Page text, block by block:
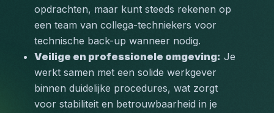
opdrachten, maar kunt steeds rekenen op
technische back-up wanneer nodig.
Veilige en professionele omgeving: Je
werkt samen met een solide werkgever
binnen duidelijke procedures, wat zorgt
voor stabiliteit en betrouwbaarheid in je